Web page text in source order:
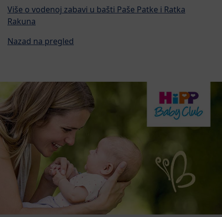
Više o vodenoj zabavi u bašti Paše Patke i Ratka
Rakuna
Nazad na pregled